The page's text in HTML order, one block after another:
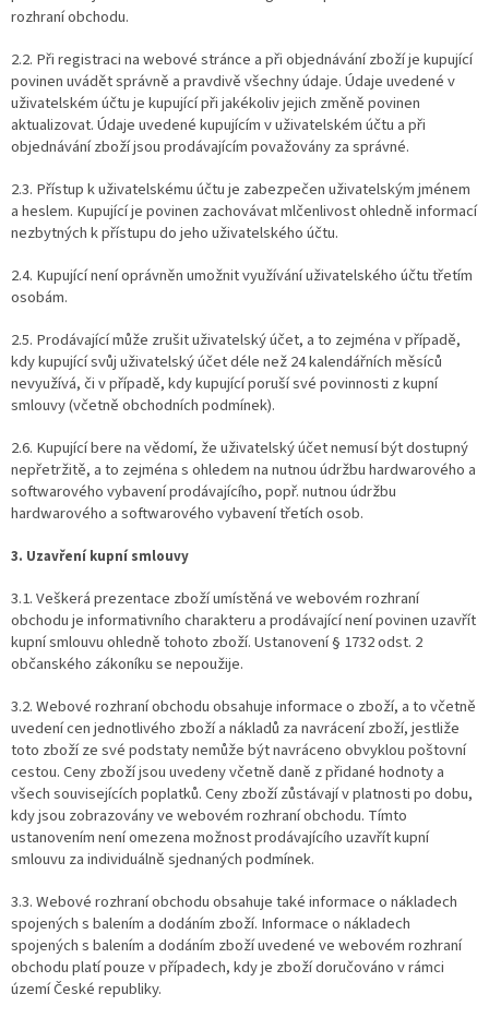
rozhraní obchodu.
2.2. Při registraci na webové stránce a při objednávání zboží je kupující
povinen uvádět správně a pravdivě všechny údaje. Údaje uvedené v
uživatelském účtu je kupující při jakékoliv jejich změně povinen
aktualizovat. Údaje uvedené kupujícím v uživatelském účtu a při
objednávání zboží jsou prodávajícím považovány za správné.
2.3. Přístup k uživatelskému účtu je zabezpečen uživatelským jménem
a heslem. Kupující je povinen zachovávat mlčenlivost ohledně informací
nezbytných k přístupu do jeho uživatelského účtu.
2.4. Kupující není oprávněn umožnit využívání uživatelského účtu třetím
osobám.
2.5. Prodávající může zrušit uživatelský účet, a to zejména v případě,
kdy kupující svůj uživatelský účet déle než 24 kalendářních měsíců
nevyužívá, či v případě, kdy kupující poruší své povinnosti z kupní
smlouvy (včetně obchodních podmínek).
2.6. Kupující bere na vědomí, že uživatelský účet nemusí být dostupný
nepřetržitě, a to zejména s ohledem na nutnou údržbu hardwarového a
softwarového vybavení prodávajícího, popř. nutnou údržbu
hardwarového a softwarového vybavení třetích osob.
3. Uzavření kupní smlouvy
3.1. Veškerá prezentace zboží umístěná ve webovém rozhraní
obchodu je informativního charakteru a prodávající není povinen uzavřít
kupní smlouvu ohledně tohoto zboží. Ustanovení § 1732 odst. 2
občanského zákoníku se nepoužije.
3.2. Webové rozhraní obchodu obsahuje informace o zboží, a to včetně
uvedení cen jednotlivého zboží a nákladů za navrácení zboží, jestliže
toto zboží ze své podstaty nemůže být navráceno obvyklou poštovní
cestou. Ceny zboží jsou uvedeny včetně daně z přidané hodnoty a
všech souvisejících poplatků. Ceny zboží zůstávají v platnosti po dobu,
kdy jsou zobrazovány ve webovém rozhraní obchodu. Tímto
ustanovením není omezena možnost prodávajícího uzavřít kupní
smlouvu za individuálně sjednaných podmínek.
3.3. Webové rozhraní obchodu obsahuje také informace o nákladech
spojených s balením a dodáním zboží. Informace o nákladech
spojených s balením a dodáním zboží uvedené ve webovém rozhraní
obchodu platí pouze v případech, kdy je zboží doručováno v rámci
území České republiky.